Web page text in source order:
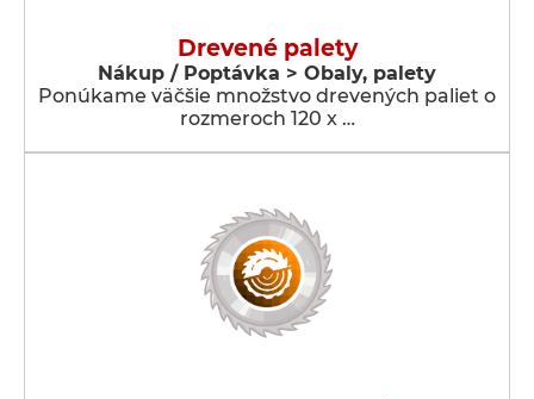
Drevené palety
Nákup / Poptávka > Obaly, palety
Ponúkame väčšie množstvo drevených paliet o
rozmeroch 120 x …